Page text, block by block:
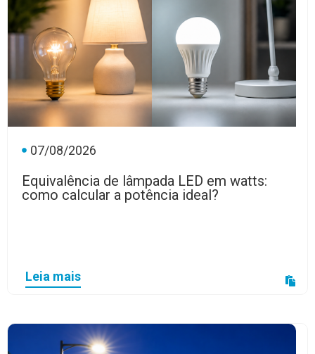
07/08/2026
Equivalência de lâmpada LED em watts:
como calcular a potência ideal?
Leia mais